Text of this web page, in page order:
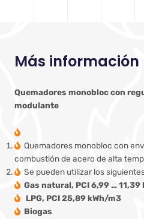
Más información
Quemadores monobloc con
modulante
Quemadores monobloc con
combustión de acero de alta
Se pueden utilizar los
Gas natural, PCI 6,99 … 11,39
LPG, PCI 25,89 kWh/m3
Biogas